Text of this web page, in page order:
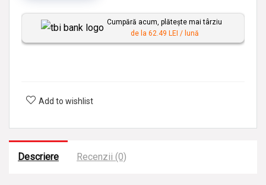
Cumpără acum, plătește mai târziu
de la 62.49 LEI / lună
Add to wishlist
Descriere Recenzii (0)